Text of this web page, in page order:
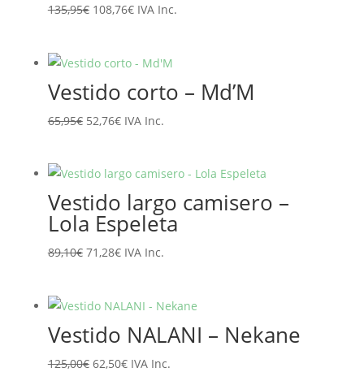
135,95€ El
era:
135,95€.
108,76€El
es:
108,76€.
IVA Inc.
Vestido corto – Md’M
65,95€ El
era:
65,95€.
52,76€El
es:
52,76€.
IVA Inc.
Vestido largo camisero –
Lola Espeleta
89,10€ El
era:
89,10€.
71,28€El
es:
71,28€.
IVA Inc.
Vestido NALANI – Nekane
125,00€ El
62,50€ElIVA Inc.